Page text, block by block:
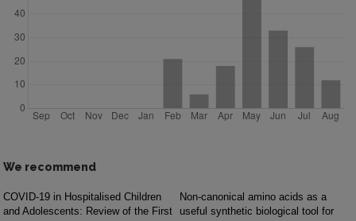
We recommend
COVID-19 in Hospitalised Children
and Adolescents: Review of the First
Non-canonical amino acids as a
useful synthetic biological tool for